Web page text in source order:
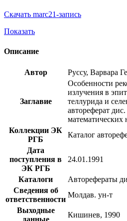
Скачать marc21-запись
Показать
Описание
Автор Руссу, Варвара
Заглавие
Особенности
излучения в
теллурида и
автореферат
математических
Коллекции ЭК
РГБ
Каталог
Дата
поступления в
ЭК РГБ
24.01.1991
Каталоги
Авторефераты
Сведения об
ответственности
Молдав. ун-т
Выходные
данные
Кишинев, 1990